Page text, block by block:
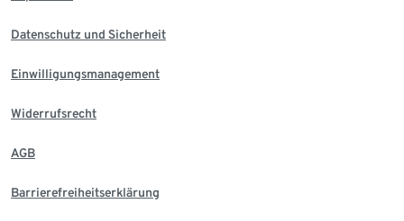
Datenschutz und Sicherheit
Einwilligungsmanagement
Widerrufsrecht
AGB
Barrierefreiheitserklärung